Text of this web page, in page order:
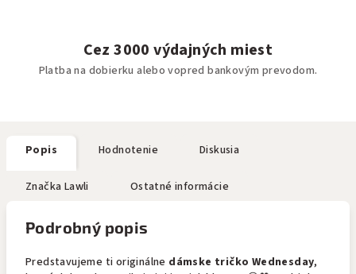
Cez 3000 výdajných miest
Platba na dobierku alebo vopred bankovým prevodom.
Popis Hodnotenie Diskusia
Značka Lawli Ostatné informácie
Podrobný popis
Predstavujeme ti originálne dámske tričko Wednesday,